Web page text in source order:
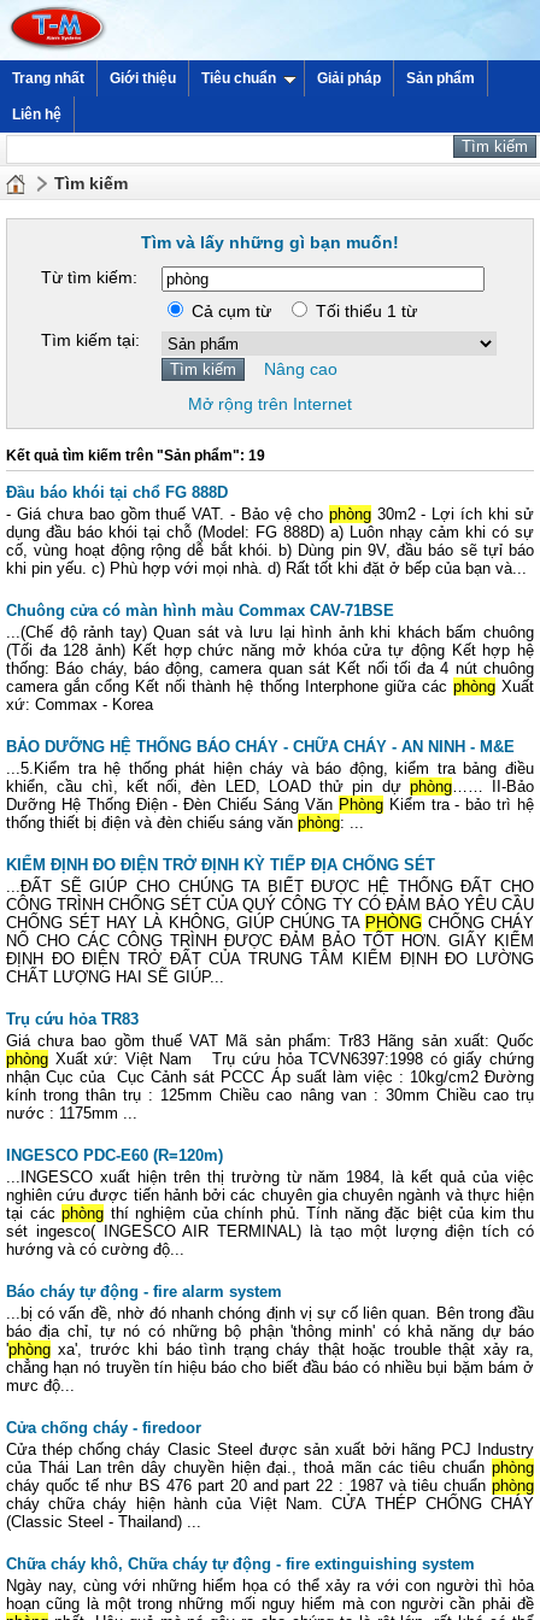
Trang nhất Giới thiệu Tiêu chuẩn Giải pháp Sản phẩm
Liên hệ
Tìm kiếm
Tìm và lấy những gì bạn muốn!
Từ tìm kiếm:
Cả cụm từ
Tối thiểu 1 từ
Tìm kiếm tại:
Nâng cao
Mở rộng trên Internet
Kết quả tìm kiếm trên "Sản phẩm": 19
Đầu báo khói tại chổ FG 888D
- Giá chưa bao gồm thuế VAT. - Bảo vệ cho phòng30m2 - Lợi ích khi sử
dụng đầu báo khói tại chỗ (Model: FG 888D) a) Luôn nhạy cảm khi có sự
cố, vùng hoạt động rộng dễ bắt khói. b) Dùng pin 9V, đầu báo sẽ tựỉ báo
khi pin yếu. c) Phù hợp với mọi nhà. d) Rất tốt khi đặt ở bếp của bạn và...
Chuông cửa có màn hình màu Commax CAV-71BSE
...(Chế độ rảnh tay) Quan sát và lưu lại hình ảnh khi khách bấm chuông
(Tối đa 128 ảnh) Kết hợp chức năng mở khóa cửa tự động Kết hợp hệ
thống: Báo cháy, báo động, camera quan sát Kết nối tối đa 4 nút chuông
camera gắn cổng Kết nối thành hệ thống Interphone giữa các phòngXuất
xứ: Commax - Korea
BẢO DƯỠNG HỆ THỐNG BÁO CHÁY - CHỮA CHÁY - AN NINH - M&E
...5.Kiểm tra hệ thống phát hiện cháy và báo động, kiểm tra bảng điều
khiển, cầu chì, kết nối, đèn LED, LOAD thử pin dự phòng…… II-Bảo
Dưỡng Hệ Thống Điện - Đèn Chiếu Sáng Văn PhòngKiểm tra - bảo trì hệ
thống thiết bị điện và đèn chiếu sáng văn phòng: ...
KIỂM ĐỊNH ĐO ĐIỆN TRỞ ĐỊNH KỲ TIẾP ĐỊA CHỐNG SÉT
...ĐẤT SẼ GIÚP CHO CHÚNG TA BIẾT ĐƯỢC HỆ THỐNG ĐẤT CHO
CÔNG TRÌNH CHỐNG SÉT CỦA QUÝ CÔNG TY CÓ ĐẢM BẢO YÊU CẦU
CHỐNG SÉT HAY LÀ KHÔNG, GIÚP CHÚNG TA PHÒNG CHỐNG CHÁY
NỔ CHO CÁC CÔNG TRÌNH ĐƯỢC ĐẢM BẢO TỐT HƠN. GIẤY KIỂM
ĐỊNH ĐO ĐIỆN TRỞ ĐẤT CỦA TRUNG TÂM KIỂM ĐỊNH ĐO LƯỜNG
CHẤT LƯỢNG HAI SẼ GIÚP...
Trụ cứu hỏa TR83
Giá chưa bao gồm thuế VAT Mã sản phẩm: Tr83 Hãng sản xuất: Quốc
phòng Xuất xứ: Việt Nam Trụ cứu hỏa TCVN6397:1998 có giấy chứng
nhận Cục của Cục Cảnh sát PCCC Áp suất làm việc : 10kg/cm2 Đường
kính trong thân trụ : 125mm Chiều cao nâng van : 30mm Chiều cao trụ
nước : 1175mm ...
INGESCO PDC-E60 (R=120m)
...INGESCO xuất hiện trên thị trường từ năm 1984, là kết quả của việc
nghiên cứu được tiến hảnh bởi các chuyên gia chuyên ngành và thực hiện
tại các phòng thí nghiệm của chính phủ. Tính năng đặc biệt của kim thu
sét ingesco( INGESCO AIR TERMINAL) là tạo một lượng điện tích có
hướng và có cường độ...
Báo cháy tự động - fire alarm system
...bị có vấn đề, nhờ đó nhanh chóng định vị sự cố liên quan. Bên trong đầu
báo địa chỉ, tự nó có những bộ phận 'thông minh' có khả năng dự báo
'phòng xa', trước khi báo tình trạng cháy thật hoặc trouble thật xảy ra,
chẳng hạn nó truyền tín hiệu báo cho biết đầu báo có nhiều bụi bặm bám ở
mưc độ...
Cửa chống cháy - firedoor
Cửa thép chống cháy Clasic Steel được sản xuất bởi hãng PCJ Industry
của Thái Lan trên dây chuyền hiện đại., thoả mãn các tiêu chuẩn phòng
cháy quốc tế như BS 476 part 20 and part 22 : 1987 và tiêu chuẩn phòng
cháy chữa cháy hiện hành của Việt Nam. CỬA THÉP CHỐNG CHÁY
(Classic Steel - Thailand) ...
Chữa cháy khô, Chữa cháy tự động - fire extinguishing system
Ngày nay, cùng với những hiểm họa có thể xảy ra với con người thì hỏa
hoạn cũng là một trong những mối nguy hiểm mà con người cần phải đề